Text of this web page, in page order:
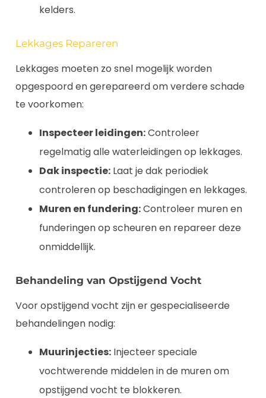
kelders.
Lekkages Repareren
Lekkages moeten zo snel mogelijk worden
opgespoord en gerepareerd om verdere schade
te voorkomen:
Inspecteer leidingen:Controleer
regelmatig alle waterleidingen op lekkages.
Dak inspectie: Laat je dak periodiek
controleren op beschadigingen en lekkages.
Muren en fundering:Controleer muren en
funderingen op scheuren en repareer deze
onmiddellijk.
Behandeling van Opstijgend Vocht
Voor opstijgend vocht zijn er gespecialiseerde
behandelingen nodig:
Muurinjecties: Injecteer speciale
vochtwerende middelen in de muren om
opstijgend vocht te blokkeren.